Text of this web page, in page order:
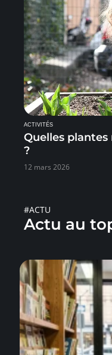
ACTIVITÉS
Quelles
?
12 mars 2026
#ACTU
Actu au